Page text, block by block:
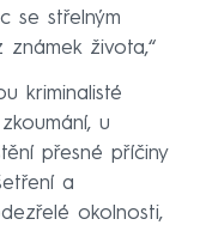
se střelným
života,“
kriminalisté
u
přesné příčiny
a
okolnosti,